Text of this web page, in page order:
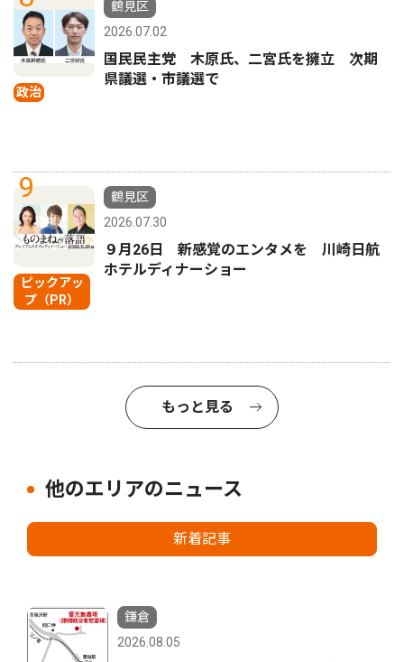
政治
鶴見区
2026.07.02
国民民主党 木原氏、二宮氏を擁立 次期
県議選・市議選で
9
ピックアッ
プ（PR）
鶴見区
2026.07.30
９月26日 新感覚のエンタメを 川崎日航
ホテルディナーショー
もっと見る
他のエリアのニュース
新着記事
鎌倉
2026.08.05